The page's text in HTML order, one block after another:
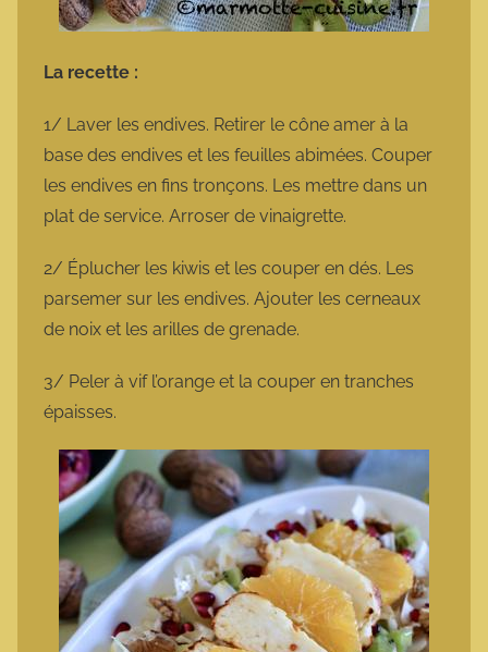
La recette :
1/ Laver les endives. Retirer le cône amer à la
base des endives et les feuilles abimées. Couper
les endives en fins tronçons. Les mettre dans un
plat de service. Arroser de vinaigrette.
2/ Éplucher les kiwis et les couper en dés. Les
parsemer sur les endives. Ajouter les cerneaux
de noix et les arilles de grenade.
3/ Peler à vif l’orange et la couper en tranches
épaisses.